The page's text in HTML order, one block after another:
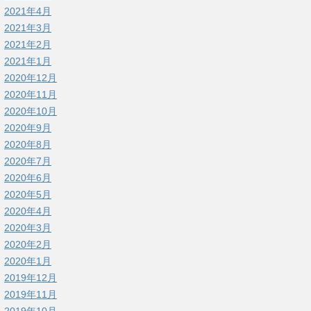
2021年4月
2021年3月
2021年2月
2021年1月
2020年12月
2020年11月
2020年10月
2020年9月
2020年8月
2020年7月
2020年6月
2020年5月
2020年4月
2020年3月
2020年2月
2020年1月
2019年12月
2019年11月